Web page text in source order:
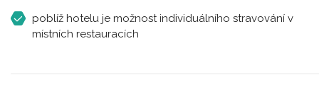
poblíž hotelu je možnost individuálního stravování v
místních restauracích